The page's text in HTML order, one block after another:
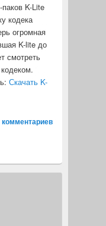
K-Lite
кодека
огромная
K-lite до
смотреть
Скачать K-